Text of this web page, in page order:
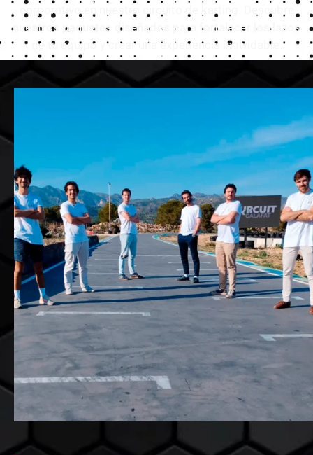
corporativo en nuestro circuito de karting. Descubre
nuestros paquetes diseñados para fortalecer los lazos
de tu equipo y crear una experiencia inolvidable.